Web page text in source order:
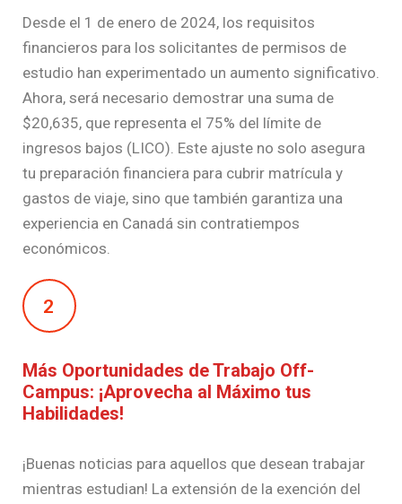
Desde el 1 de enero de 2024, los requisitos
financieros para los solicitantes de permisos de
estudio han experimentado un aumento significativo.
Ahora, será necesario demostrar una suma de
$20,635, que representa el 75% del límite de
ingresos bajos (LICO). Este ajuste no solo asegura
tu preparación financiera para cubrir matrícula y
gastos de viaje, sino que también garantiza una
experiencia en Canadá sin contratiempos
económicos.
2
Más Oportunidades de Trabajo Off-
Campus: ¡Aprovecha al Máximo tus
Habilidades!
¡Buenas noticias para aquellos que desean trabajar
mientras estudian! La extensión de la exención del